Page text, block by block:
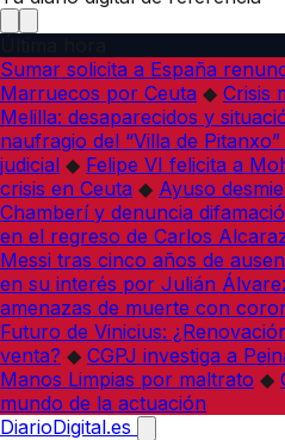
Sumar solicita a España
Marruecos por Ceuta ◆ Crisis
Melilla: desaparecidos y
naufragio del “Villa de
judicial ◆ Felipe VI felicita a
crisis en Ceuta ◆ Ayuso
Chamberí y denuncia
en el regreso de Carlos
Messi tras cinco años de
en su interés por Julián
amenazas de muerte con
Futuro de Vinicius:
venta? ◆ CGPJ investiga a
Manos Limpias por maltrato ◆
mundo de la actuación
DiarioDigital.es